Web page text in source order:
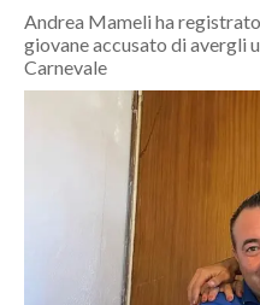
AGENDA
Andrea Mameli ha
giovane accusato di avergli
Carnevale